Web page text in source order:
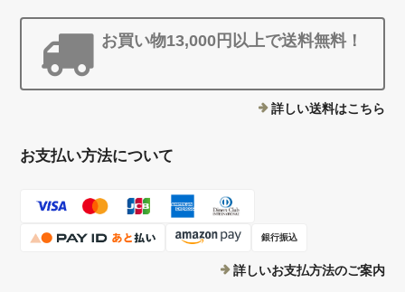
お買い物13,000円以上で送料無料！
詳しい送料はこちら
お支払い方法について
銀行振込
詳しいお支払方法のご案内